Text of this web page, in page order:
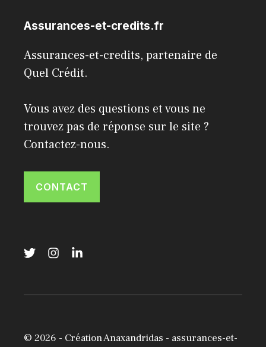
Assurances-et-credits.fr
Assurances-et-credits, partenaire de
Quel Crédit.
Vous avez des questions et vous ne
trouvez pas de réponse sur le site ?
Contactez-nous.
CONTACT
© 2026 - Création Anaxandridas - assurances-et-